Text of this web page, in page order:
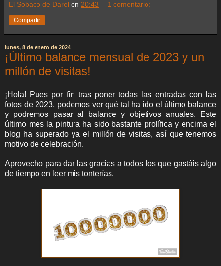
El Sobaco de Darel en 20:43 1 comentario:
Compartir
lunes, 8 de enero de 2024
¡Último balance mensual de 2023 y un
millón de visitas!
¡Hola! Pues por fin tras poner todas las entradas con las
fotos de 2023, podemos ver qué tal ha ido el último balance
y podremos pasar al balance y objetivos anuales. Este
último mes la pintura ha sido bastante prolífica y encima el
blog ha superado ya el millón de visitas, así que tenemos
motivo de celebración.
Aprovecho para dar las gracias a todos los que gastáis algo
de tiempo en leer mis tonterías.